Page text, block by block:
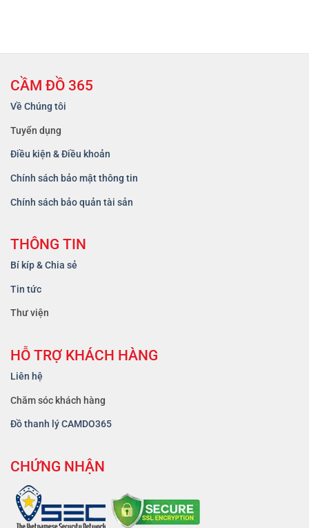
CẦM ĐỒ 365
Về Chúng tôi
Tuyển dụng
Điều kiện & Điều khoản
Chính sách bảo mật thông tin
Chính sách bảo quản tài sản
THÔNG TIN
Bí kíp & Chia sẻ
Tin tức
Thư viện
HỖ TRỢ KHÁCH HÀNG
Liên hệ
Chăm sóc khách hàng
Đồ thanh lý CAMDO365
CHỨNG NHẬN